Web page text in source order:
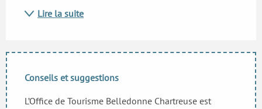
Lire la suite
Conseils et suggestions
L’Office de Tourisme Belledonne Chartreuse est